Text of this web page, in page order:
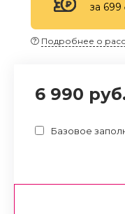
за 699
Подробнее о
6 990
Базовое